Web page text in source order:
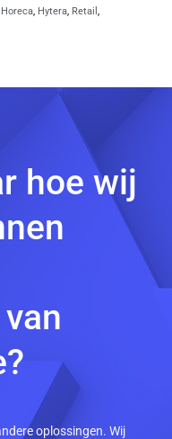
Horeca, Hytera, Retail ,
hoe wij
oplossingen. Wij